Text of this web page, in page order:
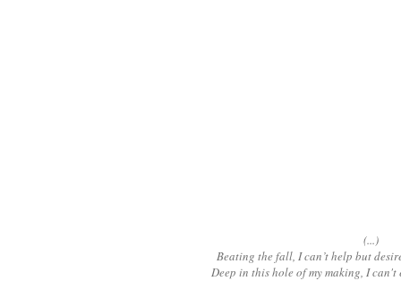
(...)
Beating the fall, I can’t help but
Deep in this hole of my making, I